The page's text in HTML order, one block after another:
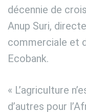
décennie de
Anup Suri,
commerciale et
Ecobank.
« L’agriculture
d’autres pour